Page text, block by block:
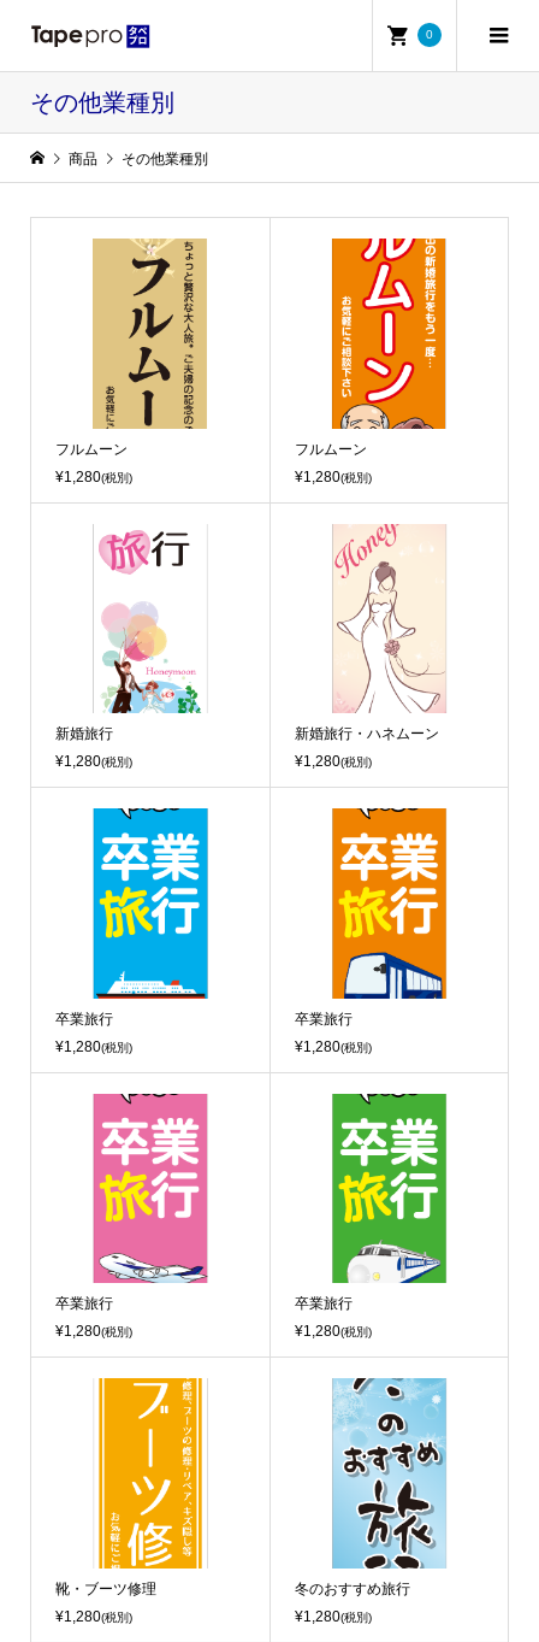
0
その他業種別
商品 その他業種別
フルムーン
¥1,280(税別)
フルムーン
¥1,280(税別)
新婚旅行
¥1,280(税別)
新婚旅行・ハネムーン
¥1,280(税別)
卒業旅行
¥1,280(税別)
卒業旅行
¥1,280(税別)
卒業旅行
¥1,280(税別)
卒業旅行
¥1,280(税別)
靴・ブーツ修理
¥1,280(税別)
冬のおすすめ旅行
¥1,280(税別)